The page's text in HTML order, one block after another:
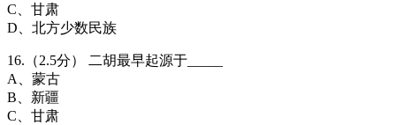
C、甘肃
D、北方少数民族
16.（2.5分） 二胡最早起源于_____
A、蒙古
B、新疆
C、甘肃